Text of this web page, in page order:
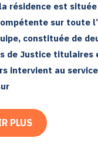
résidence est située
sur toute
constituée de
de Justice titulaires
intervient au
PLUS